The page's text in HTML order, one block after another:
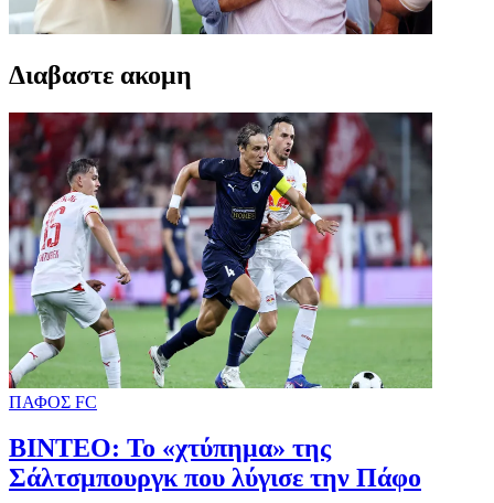
Διαβαστε ακομη
ΠΑΦΟΣ FC
ΒΙΝΤΕΟ: Το «χτύπημα» της
Σάλτσμπουργκ που λύγισε την Πάφο